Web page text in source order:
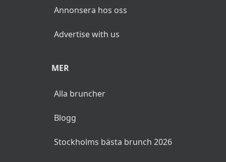
Annonsera hos oss
Advertise with us
MER
Alla bruncher
Blogg
Stockholms bästa brunch 2026